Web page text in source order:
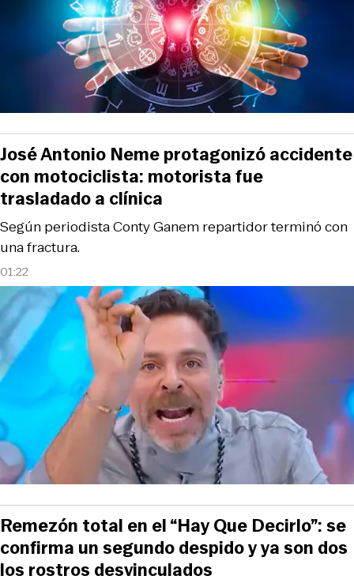
01:22
Según periodista Conty Ganem repartidor terminó con
una fractura.
José Antonio Neme protagonizó accidente
con motociclista: motorista fue
trasladado a clínica
Remezón total en el “Hay Que Decirlo”: se
confirma un segundo despido y ya son dos
los rostros desvinculados